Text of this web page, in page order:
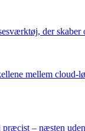
der
mellem
– næsten